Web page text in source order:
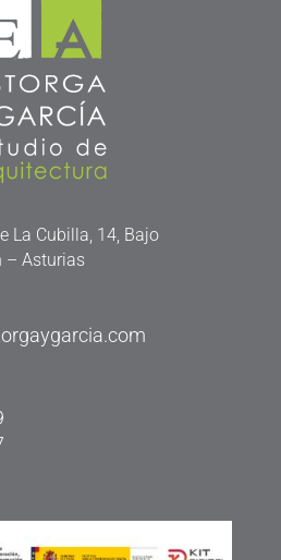
La Cubilla, 14, Bajo
– Asturias